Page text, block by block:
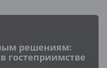
решениям:
гостеприимстве